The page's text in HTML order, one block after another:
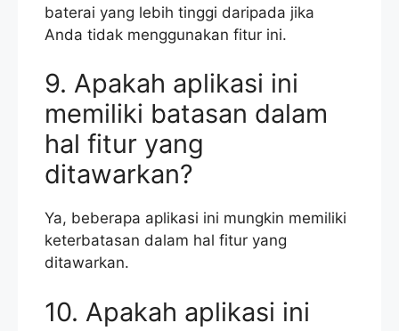
baterai yang lebih tinggi daripada jika
Anda tidak menggunakan fitur ini.
9. Apakah aplikasi ini
memiliki batasan dalam
hal fitur yang
ditawarkan?
Ya, beberapa aplikasi ini mungkin memiliki
keterbatasan dalam hal fitur yang
ditawarkan.
10. Apakah aplikasi ini